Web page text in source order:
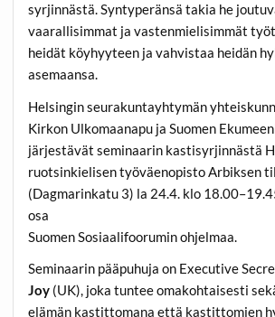
syrjinnästä. Syntyperänsä takia he
vaarallisimmat ja vastenmielisimmät
heidät köyhyyteen ja vahvistaa heidän
asemaansa.
Helsingin seurakuntayhtymän
Kirkon Ulkomaanapu ja Suomen
järjestävät seminaarin kastisyrjinnästä
ruotsinkielisen työväenopisto Arbiksen
(Dagmarinkatu 3) la 24.4. klo
osa
Suomen Sosiaalifoorumin ohjelmaa.
Seminaarin pääpuhuja on Executive
Joy (UK), joka tuntee omakohtaisesti
elämän kastittomana että kastittomien